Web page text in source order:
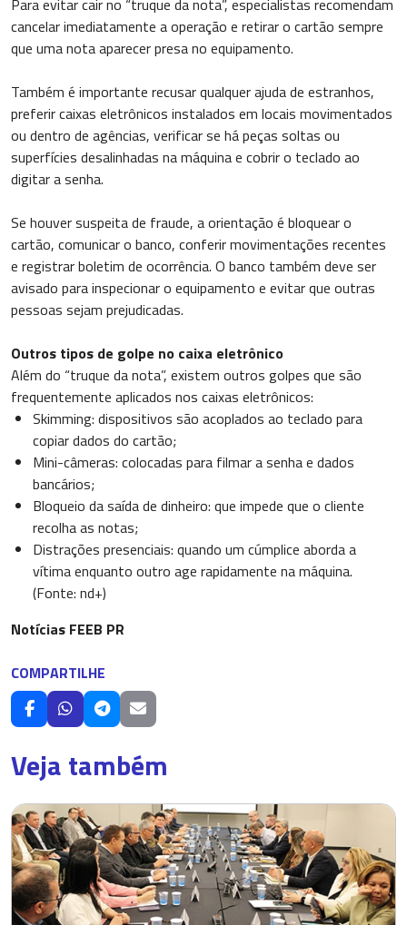
cancelar imediatamente a operação e retirar o cartão sempre
que uma nota aparecer presa no equipamento.
Também é importante recusar qualquer ajuda de estranhos,
preferir caixas eletrônicos instalados em locais movimentados
ou dentro de agências, verificar se há peças soltas ou
superfícies desalinhadas na máquina e cobrir o teclado ao
digitar a senha.
Se houver suspeita de fraude, a orientação é bloquear o
cartão, comunicar o banco, conferir movimentações recentes
e registrar boletim de ocorrência. O banco também deve ser
avisado para inspecionar o equipamento e evitar que outras
pessoas sejam prejudicadas.
Outros tipos de golpe no caixa eletrônico
Além do “truque da nota”, existem outros golpes que são
frequentemente aplicados nos caixas eletrônicos:
Skimming: dispositivos são acoplados ao teclado para
copiar dados do cartão;
Mini-câmeras: colocadas para filmar a senha e dados
bancários;
Bloqueio da saída de dinheiro: que impede que o cliente
recolha as notas;
Distrações presenciais: quando um cúmplice aborda a
vítima enquanto outro age rapidamente na máquina.
(Fonte: nd+)
Notícias FEEB PR
COMPARTILHE
Veja também